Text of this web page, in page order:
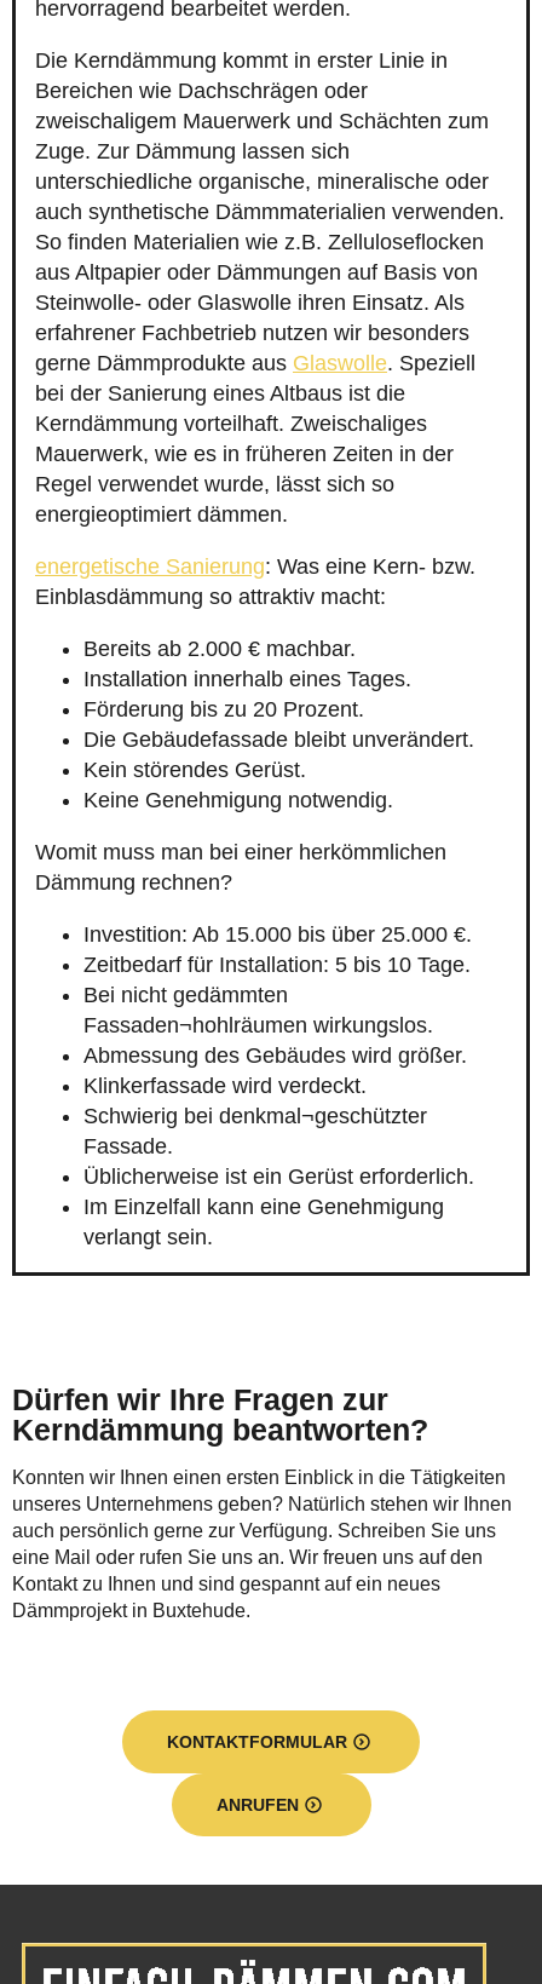
hervorragend bearbeitet werden.
Die Kerndämmung kommt in erster Linie in
Bereichen wie Dachschrägen oder
zweischaligem Mauerwerk und Schächten zum
Zuge. Zur Dämmung lassen sich
unterschiedliche organische, mineralische oder
auch synthetische Dämmmaterialien verwenden.
So finden Materialien wie z.B. Zelluloseflocken
aus Altpapier oder Dämmungen auf Basis von
Steinwolle- oder Glaswolle ihren Einsatz. Als
erfahrener Fachbetrieb nutzen wir besonders
gerne Dämmprodukte aus Glaswolle. Speziell
bei der Sanierung eines Altbaus ist die
Kerndämmung vorteilhaft. Zweischaliges
Mauerwerk, wie es in früheren Zeiten in der
Regel verwendet wurde, lässt sich so
energieoptimiert dämmen.
energetische Sanierung: Was eine Kern- bzw.
Einblasdämmung so attraktiv macht:
Bereits ab 2.000 € machbar.
Installation innerhalb eines Tages.
Förderung bis zu 20 Prozent.
Die Gebäudefassade bleibt unverändert.
Kein störendes Gerüst.
Keine Genehmigung notwendig.
Womit muss man bei einer herkömmlichen
Dämmung rechnen?
Investition: Ab 15.000 bis über 25.000 €.
Zeitbedarf für Installation: 5 bis 10 Tage.
Bei nicht gedämmten
Fassaden¬hohlräumen wirkungslos.
Abmessung des Gebäudes wird größer.
Klinkerfassade wird verdeckt.
Schwierig bei denkmal¬geschützter
Fassade.
Üblicherweise ist ein Gerüst erforderlich.
Im Einzelfall kann eine Genehmigung
verlangt sein.
Dürfen wir Ihre Fragen zur
Kerndämmung beantworten?
Konnten wir Ihnen einen ersten Einblick in die Tätigkeiten
unseres Unternehmens geben? Natürlich stehen wir Ihnen
auch persönlich gerne zur Verfügung. Schreiben Sie uns
eine Mail oder rufen Sie uns an. Wir freuen uns auf den
Kontakt zu Ihnen und sind gespannt auf ein neues
Dämmprojekt in Buxtehude.
KONTAKTFORMULAR
ANRUFEN